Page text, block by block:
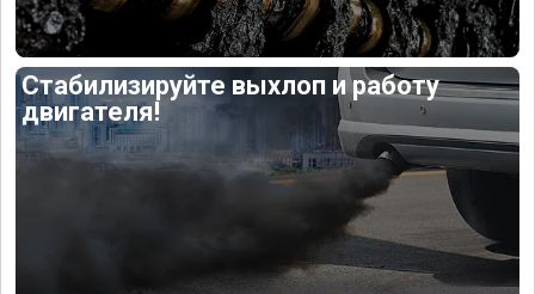
Стабилизируйте выхлоп и работу
двигателя!